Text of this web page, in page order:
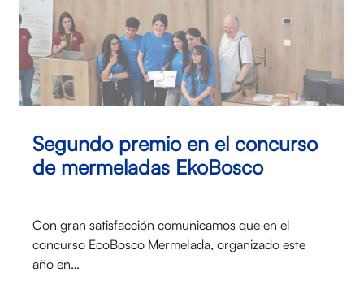
Segundo premio en el concurso
de mermeladas EkoBosco
Con gran satisfacción comunicamos que en el
concurso EcoBosco Mermelada, organizado este
año en…